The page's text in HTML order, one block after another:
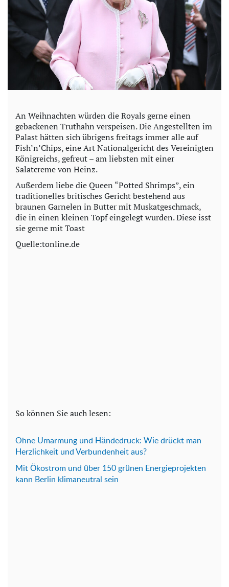
An Weihnachten würden die Royals gerne einen
gebackenen Truthahn verspeisen. Die Angestellten im
Palast hätten sich übrigens freitags immer alle auf
Fish’n’Chips, eine Art Nationalgericht des Vereinigten
Königreichs, gefreut – am liebsten mit einer
Salatcreme von Heinz.
Außerdem liebe die Queen “Potted Shrimps”, ein
traditionelles britisches Gericht bestehend aus
braunen Garnelen in Butter mit Muskatgeschmack,
die in einen kleinen Topf eingelegt wurden. Diese isst
sie gerne mit Toast
Quelle:tonline.de
So können Sie auch lesen:
Ohne Umarmung und Händedruck: Wie drückt man
Herzlichkeit und Verbundenheit aus?
Mit Ökostrom und über 150 grünen Energieprojekten
kann Berlin klimaneutral sein